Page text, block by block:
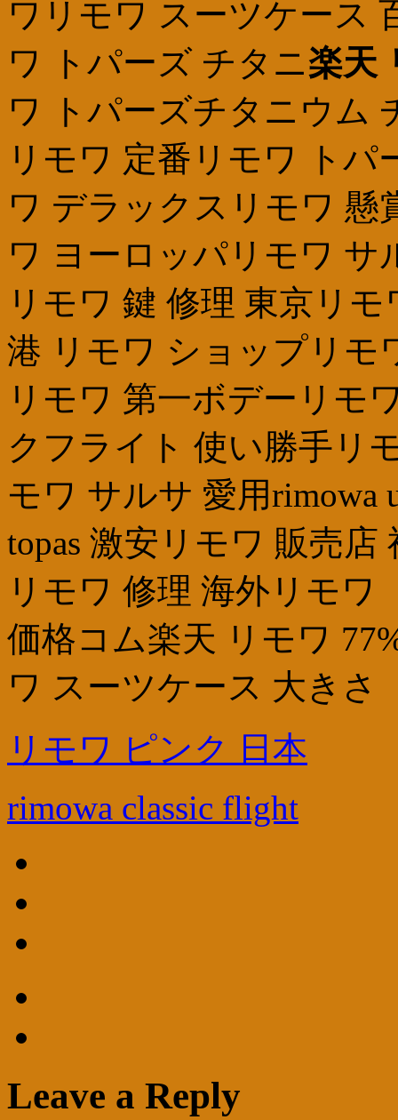
ワリモワ スーツケース
ワ トパーズ チタニ楽天
ワ トパーズチタニウム
リモワ 定番リモワ ト
ワ デラックスリモワ 懸
ワ ヨーロッパリモワ サ
リモワ 鍵 修理 東京リ
港 リモワ ショップリモ
リモワ 第一ボデーリモ
クフライト 使い勝手リ
モワ サルサ 愛用rimowa
topas 激安リモワ 販売
リモワ 修理 海外リモワ
価格コム楽天 リモワ
ワ スーツケース 大きさ
リモワ ピンク 日本
rimowa classic flight
Leave a Reply